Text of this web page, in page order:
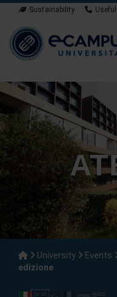
Sustainability
University Events
edizione